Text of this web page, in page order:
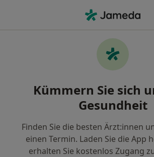
Kümmern Sie sich
Gesundheit
Finden Sie die besten Ärzt:innen
einen Termin. Laden Sie die App
erhalten Sie kostenlos Zugang
Filter & Sortierung• 1
Wie wir die Suchergebnisse sortieren
Nach welchem Fachgebiet suchen Sie?
Heilpraktiker Heilpraktiker